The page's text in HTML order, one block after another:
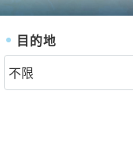
目的地